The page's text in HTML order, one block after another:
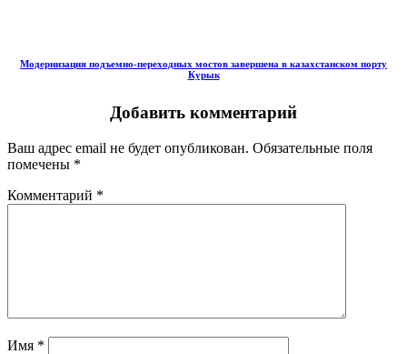
Модернизация подъемно-переходных мостов завершена в казахстанском порту
Курык
Добавить комментарий
Ваш адрес email не будет опубликован. Обязательные поля
помечены *
Комментарий *
Имя *